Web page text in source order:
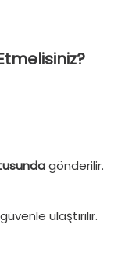
gönderilir.
ulaştırılır.